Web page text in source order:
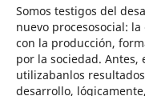
Somos testigos del
nuevo procesosocial:
con la producción,
por la sociedad. Antes,
utilizabanlos
desarrollo,